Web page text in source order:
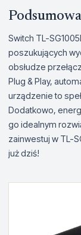
Switch TL-
poszukujących
obsłudze
Plug & Play,
urządzenie to
Dodatkowo,
go idealnym
zainwestuj w TL-
już dziś!